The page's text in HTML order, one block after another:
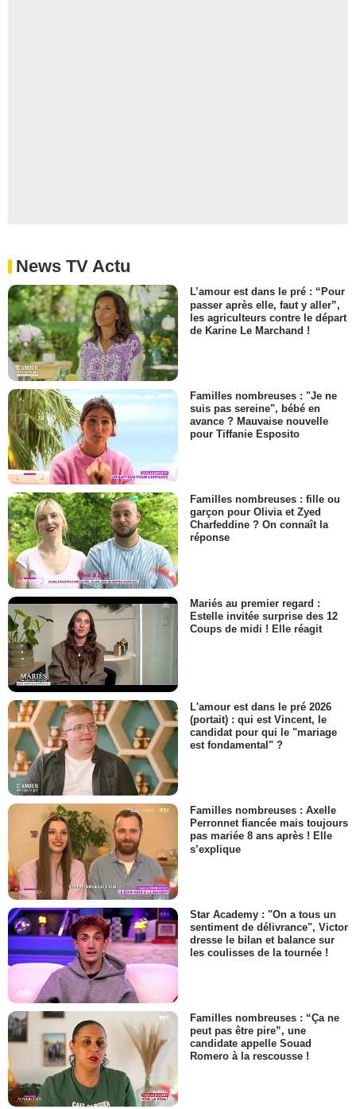
News TV Actu
L’amour est dans le pré : “Pour
passer après elle, faut y aller”,
les agriculteurs contre le départ
de Karine Le Marchand !
Familles nombreuses : "Je ne
suis pas sereine", bébé en
avance ? Mauvaise nouvelle
pour Tiffanie Esposito
Familles nombreuses : fille ou
garçon pour Olivia et Zyed
Charfeddine ? On connaît la
réponse
Mariés au premier regard :
Estelle invitée surprise des 12
Coups de midi ! Elle réagit
L'amour est dans le pré 2026
(portait) : qui est Vincent, le
candidat pour qui le "mariage
est fondamental" ?
Familles nombreuses : Axelle
Perronnet fiancée mais toujours
pas mariée 8 ans après ! Elle
s’explique
Star Academy : "On a tous un
sentiment de délivrance", Victor
dresse le bilan et balance sur
les coulisses de la tournée !
Familles nombreuses : “Ça ne
peut pas être pire”, une
candidate appelle Souad
Romero à la rescousse !